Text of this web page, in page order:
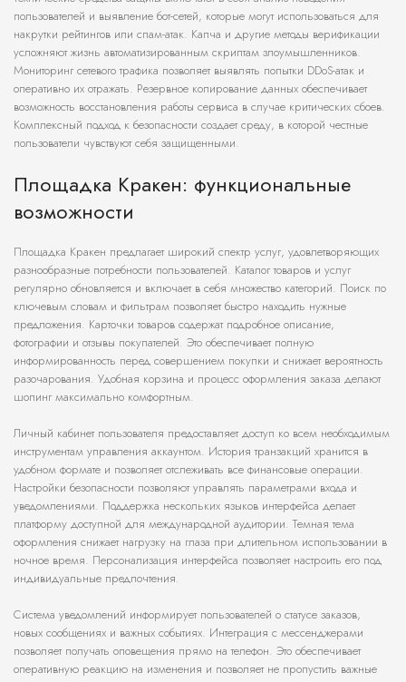
пользователей и выявление бот-сетей, которые могут использоваться для
накрутки рейтингов или спам-атак. Капча и другие методы верификации
усложняют жизнь автоматизированным скриптам злоумышленников.
Мониторинг сетевого трафика позволяет выявлять попытки DDoS-атак и
оперативно их отражать. Резервное копирование данных обеспечивает
возможность восстановления работы сервиса в случае критических сбоев.
Комплексный подход к безопасности создает среду, в которой честные
пользователи чувствуют себя защищенными.
Площадка Кракен: функциональные
возможности
Площадка Кракен предлагает широкий спектр услуг, удовлетворяющих
разнообразные потребности пользователей. Каталог товаров и услуг
регулярно обновляется и включает в себя множество категорий. Поиск по
ключевым словам и фильтрам позволяет быстро находить нужные
предложения. Карточки товаров содержат подробное описание,
фотографии и отзывы покупателей. Это обеспечивает полную
информированность перед совершением покупки и снижает вероятность
разочарования. Удобная корзина и процесс оформления заказа делают
шопинг максимально комфортным.
Личный кабинет пользователя предоставляет доступ ко всем необходимым
инструментам управления аккаунтом. История транзакций хранится в
удобном формате и позволяет отслеживать все финансовые операции.
Настройки безопасности позволяют управлять параметрами входа и
уведомлениями. Поддержка нескольких языков интерфейса делает
платформу доступной для международной аудитории. Темная тема
оформления снижает нагрузку на глаза при длительном использовании в
ночное время. Персонализация интерфейса позволяет настроить его под
индивидуальные предпочтения.
Система уведомлений информирует пользователей о статусе заказов,
новых сообщениях и важных событиях. Интеграция с мессенджерами
позволяет получать оповещения прямо на телефон. Это обеспечивает
оперативную реакцию на изменения и позволяет не пропустить важные